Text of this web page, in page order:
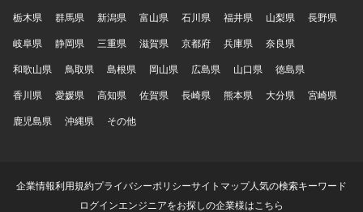
栃木県
群馬県 新潟県 富山県 石川県 福井県 山梨県
長野県
岐阜県
静岡県 三重県 滋賀県 京都府 兵庫県
奈良県
和歌山県
鳥取県 島根県 岡山県 広島県 山口県
徳島県
香川県
愛媛県 高知県 佐賀県 長崎県 熊本県 大分県
宮崎県
鹿児島県
沖縄県 その他
企業情報利用規約プライバシーポリシーサイトマップ人気の検索キーワード
ログインエンジニアをお探しの企業様はこちら